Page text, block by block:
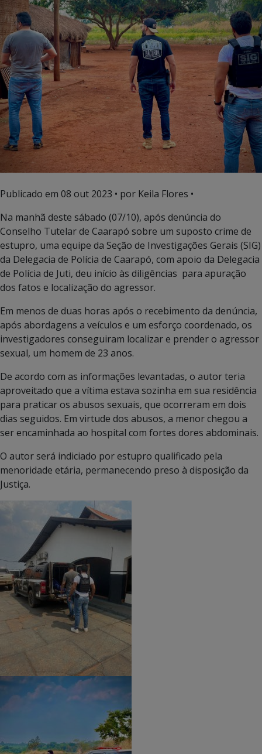
Publicado em 08 out 2023 • por Keila Flores •
Na manhã deste sábado (07/10), após denúncia do
Conselho Tutelar de Caarapó sobre um suposto crime de
estupro, uma equipe da Seção de Investigações Gerais (SIG)
da Delegacia de Polícia de Caarapó, com apoio da Delegacia
de Polícia de Juti, deu início às diligências para apuração
dos fatos e localização do agressor.
Em menos de duas horas após o recebimento da denúncia,
após abordagens a veículos e um esforço coordenado, os
investigadores conseguiram localizar e prender o agressor
sexual, um homem de 23 anos.
De acordo com as informações levantadas, o autor teria
aproveitado que a vítima estava sozinha em sua residência
para praticar os abusos sexuais, que ocorreram em dois
dias seguidos. Em virtude dos abusos, a menor chegou a
ser encaminhada ao hospital com fortes dores abdominais.
O autor será indiciado por estupro qualificado pela
menoridade etária, permanecendo preso à disposição da
Justiça.